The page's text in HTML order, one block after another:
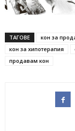
ТАГОВЕ кон за
кон за хипотерапия
продавам кон